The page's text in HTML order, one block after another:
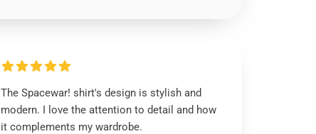
The Spacewar! shirt's design is stylish and
modern. I love the attention to detail and how
it complements my wardrobe.